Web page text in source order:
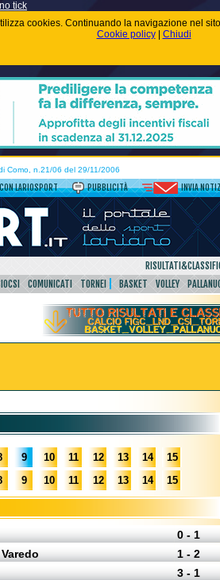
tick
cookies. Continuando la navigazione nel
Cookie policy| Chiudi
Como, n.21/06 del 29/11/2006
LARIOSPORT PUBBLICITÀ INVIA
COMUNICATI TORNEI BASKET VOLLEY
9 10 11 12 13 14 15
9 10 11 12 13 14 15
0 - 1
1 - 2
3 - 1